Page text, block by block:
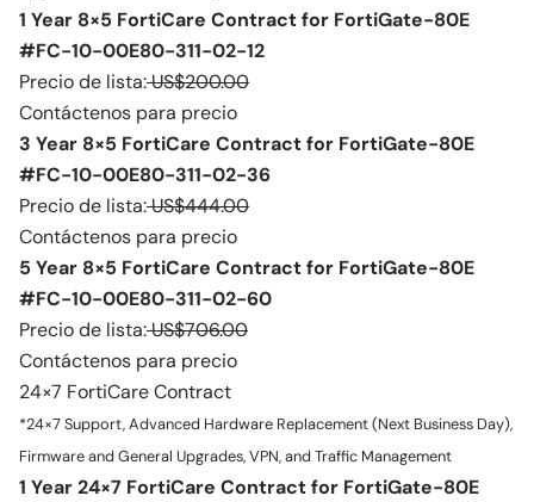
1 Year 8×5 FortiCare Contract for FortiGate-80E
#FC-10-00E80-311-02-12
Precio de lista:US$200.00
Contáctenos para precio
3 Year 8×5 FortiCare Contract for FortiGate-80E
#FC-10-00E80-311-02-36
Precio de lista:US$444.00
Contáctenos para precio
5 Year 8×5 FortiCare Contract for FortiGate-80E
#FC-10-00E80-311-02-60
Precio de lista:US$706.00
Contáctenos para precio
24×7 FortiCare Contract
*24×7 Support, Advanced Hardware Replacement (Next Business Day),
Firmware and General Upgrades, VPN, and Traffic Management
1 Year 24×7 FortiCare Contract for FortiGate-80E